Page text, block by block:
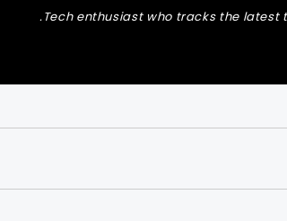
Tech enthusiast who tracks the